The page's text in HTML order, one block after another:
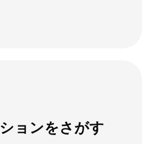
ョンをさがす